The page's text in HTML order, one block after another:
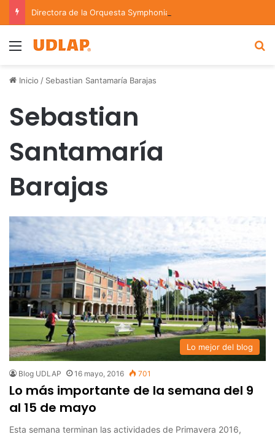
Menu
Inicio / Sebastian Santamaría Barajas
Sebastian
Santamaría
Barajas
Lo mejor del blog
Blog UDLAP 16 mayo, 2016 701
Lo más importante de la semana del 9
al 15 de mayo
Esta semana terminan las actividades de Primavera 2016,